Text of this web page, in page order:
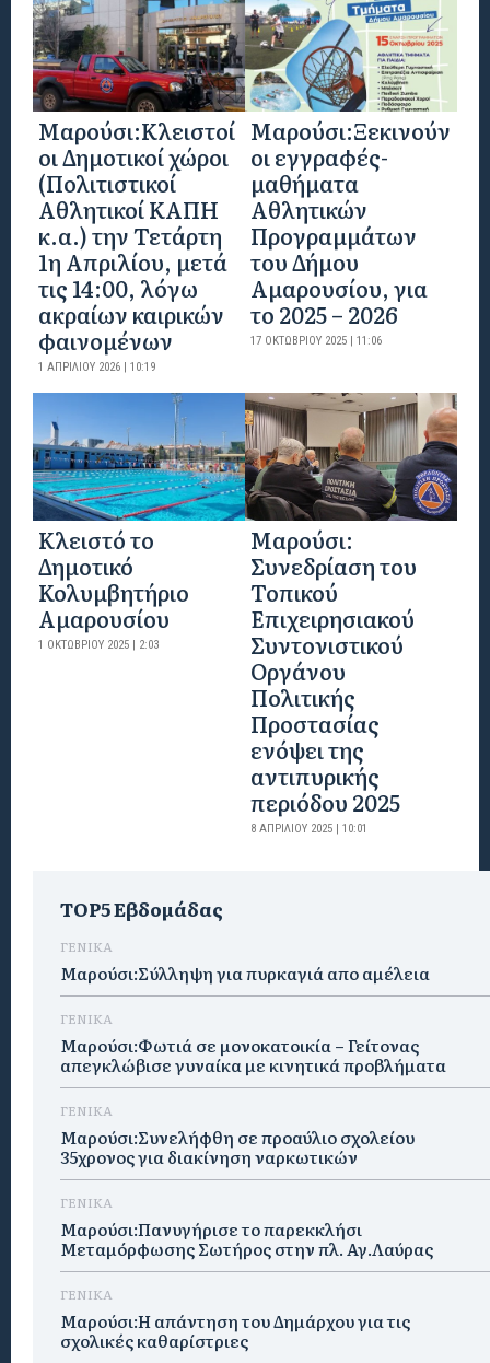
Mαρούσι:Κλειστοί
οι Δημοτικοί χώροι
(Πολιτιστικοί
Αθλητικοί ΚΑΠΗ
κ.α.) την Τετάρτη
1η Απριλίου, μετά
τις 14:00, λόγω
ακραίων καιρικών
φαινομένων
1 ΑΠΡΙΛΊΟΥ 2026 | 10:19
Μαρούσι:Ξεκινούν
οι εγγραφές-
μαθήματα
Αθλητικών
Προγραμμάτων
του Δήμου
Αμαρουσίου, για
το 2025 – 2026
17 ΟΚΤΩΒΡΊΟΥ 2025 | 11:06
Κλειστό το
Δημοτικό
Κολυμβητήριο
Αμαρουσίου
1 ΟΚΤΩΒΡΊΟΥ 2025 | 2:03
Μαρούσι:
Συνεδρίαση του
Τοπικού
Επιχειρησιακού
Συντονιστικού
Οργάνου
Πολιτικής
Προστασίας
ενόψει της
αντιπυρικής
περιόδου 2025
8 ΑΠΡΙΛΊΟΥ 2025 | 10:01
TOP5 Εβδομάδας
ΓΕΝΙΚΑ
Μαρούσι:Σύλληψη για πυρκαγιά απο αμέλεια
ΓΕΝΙΚΑ
Μαρούσι:Φωτιά σε μονοκατοικία – Γείτονας
απεγκλώβισε γυναίκα με κινητικά προβλήματα
ΓΕΝΙΚΑ
Μαρούσι:Συνελήφθη σε προαύλιο σχολείου
35χρονος για διακίνηση ναρκωτικών
ΓΕΝΙΚΑ
Μαρούσι:Πανυγήρισε το παρεκκλήσι
Μεταμόρφωσης Σωτήρος στην πλ. Αγ.Λαύρας
ΓΕΝΙΚΑ
Μαρούσι:Η απάντηση του Δημάρχου για τις
σχολικές καθαρίστριες